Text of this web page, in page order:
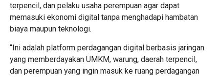
terpencil, dan pelaku usaha perempuan agar dapat
memasuki ekonomi digital tanpa menghadapi hambatan
biaya maupun teknologi.
“Ini adalah platform perdagangan digital berbasis jaringan
yang memberdayakan UMKM, warung, daerah terpencil,
dan perempuan yang ingin masuk ke ruang perdagangan